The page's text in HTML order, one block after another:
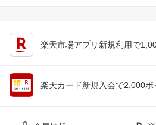
楽天市場アプリ新規利用で
楽天カード新規入会で2,000ポ